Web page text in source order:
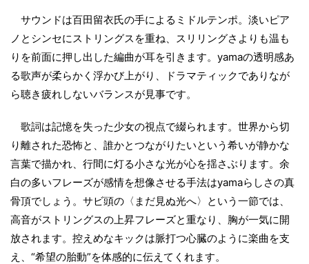
サウンドは百田留衣氏の手によるミドルテンポ。淡いピア
ノとシンセにストリングスを重ね、スリリングさよりも温も
りを前面に押し出した編曲が耳を引きます。yamaの透明感あ
る歌声が柔らかく浮かび上がり、ドラマティックでありなが
ら聴き疲れしないバランスが見事です。
歌詞は記憶を失った少女の視点で綴られます。世界から切
り離された恐怖と、誰かとつながりたいという希いが静かな
言葉で描かれ、行間に灯る小さな光が心を揺さぶります。余
白の多いフレーズが感情を想像させる手法はyamaらしさの真
骨頂でしょう。サビ頭の〈まだ見ぬ光へ〉という一節では、
高音がストリングスの上昇フレーズと重なり、胸が一気に開
放されます。控えめなキックは脈打つ心臓のように楽曲を支
え、“希望の胎動”を体感的に伝えてくれます。